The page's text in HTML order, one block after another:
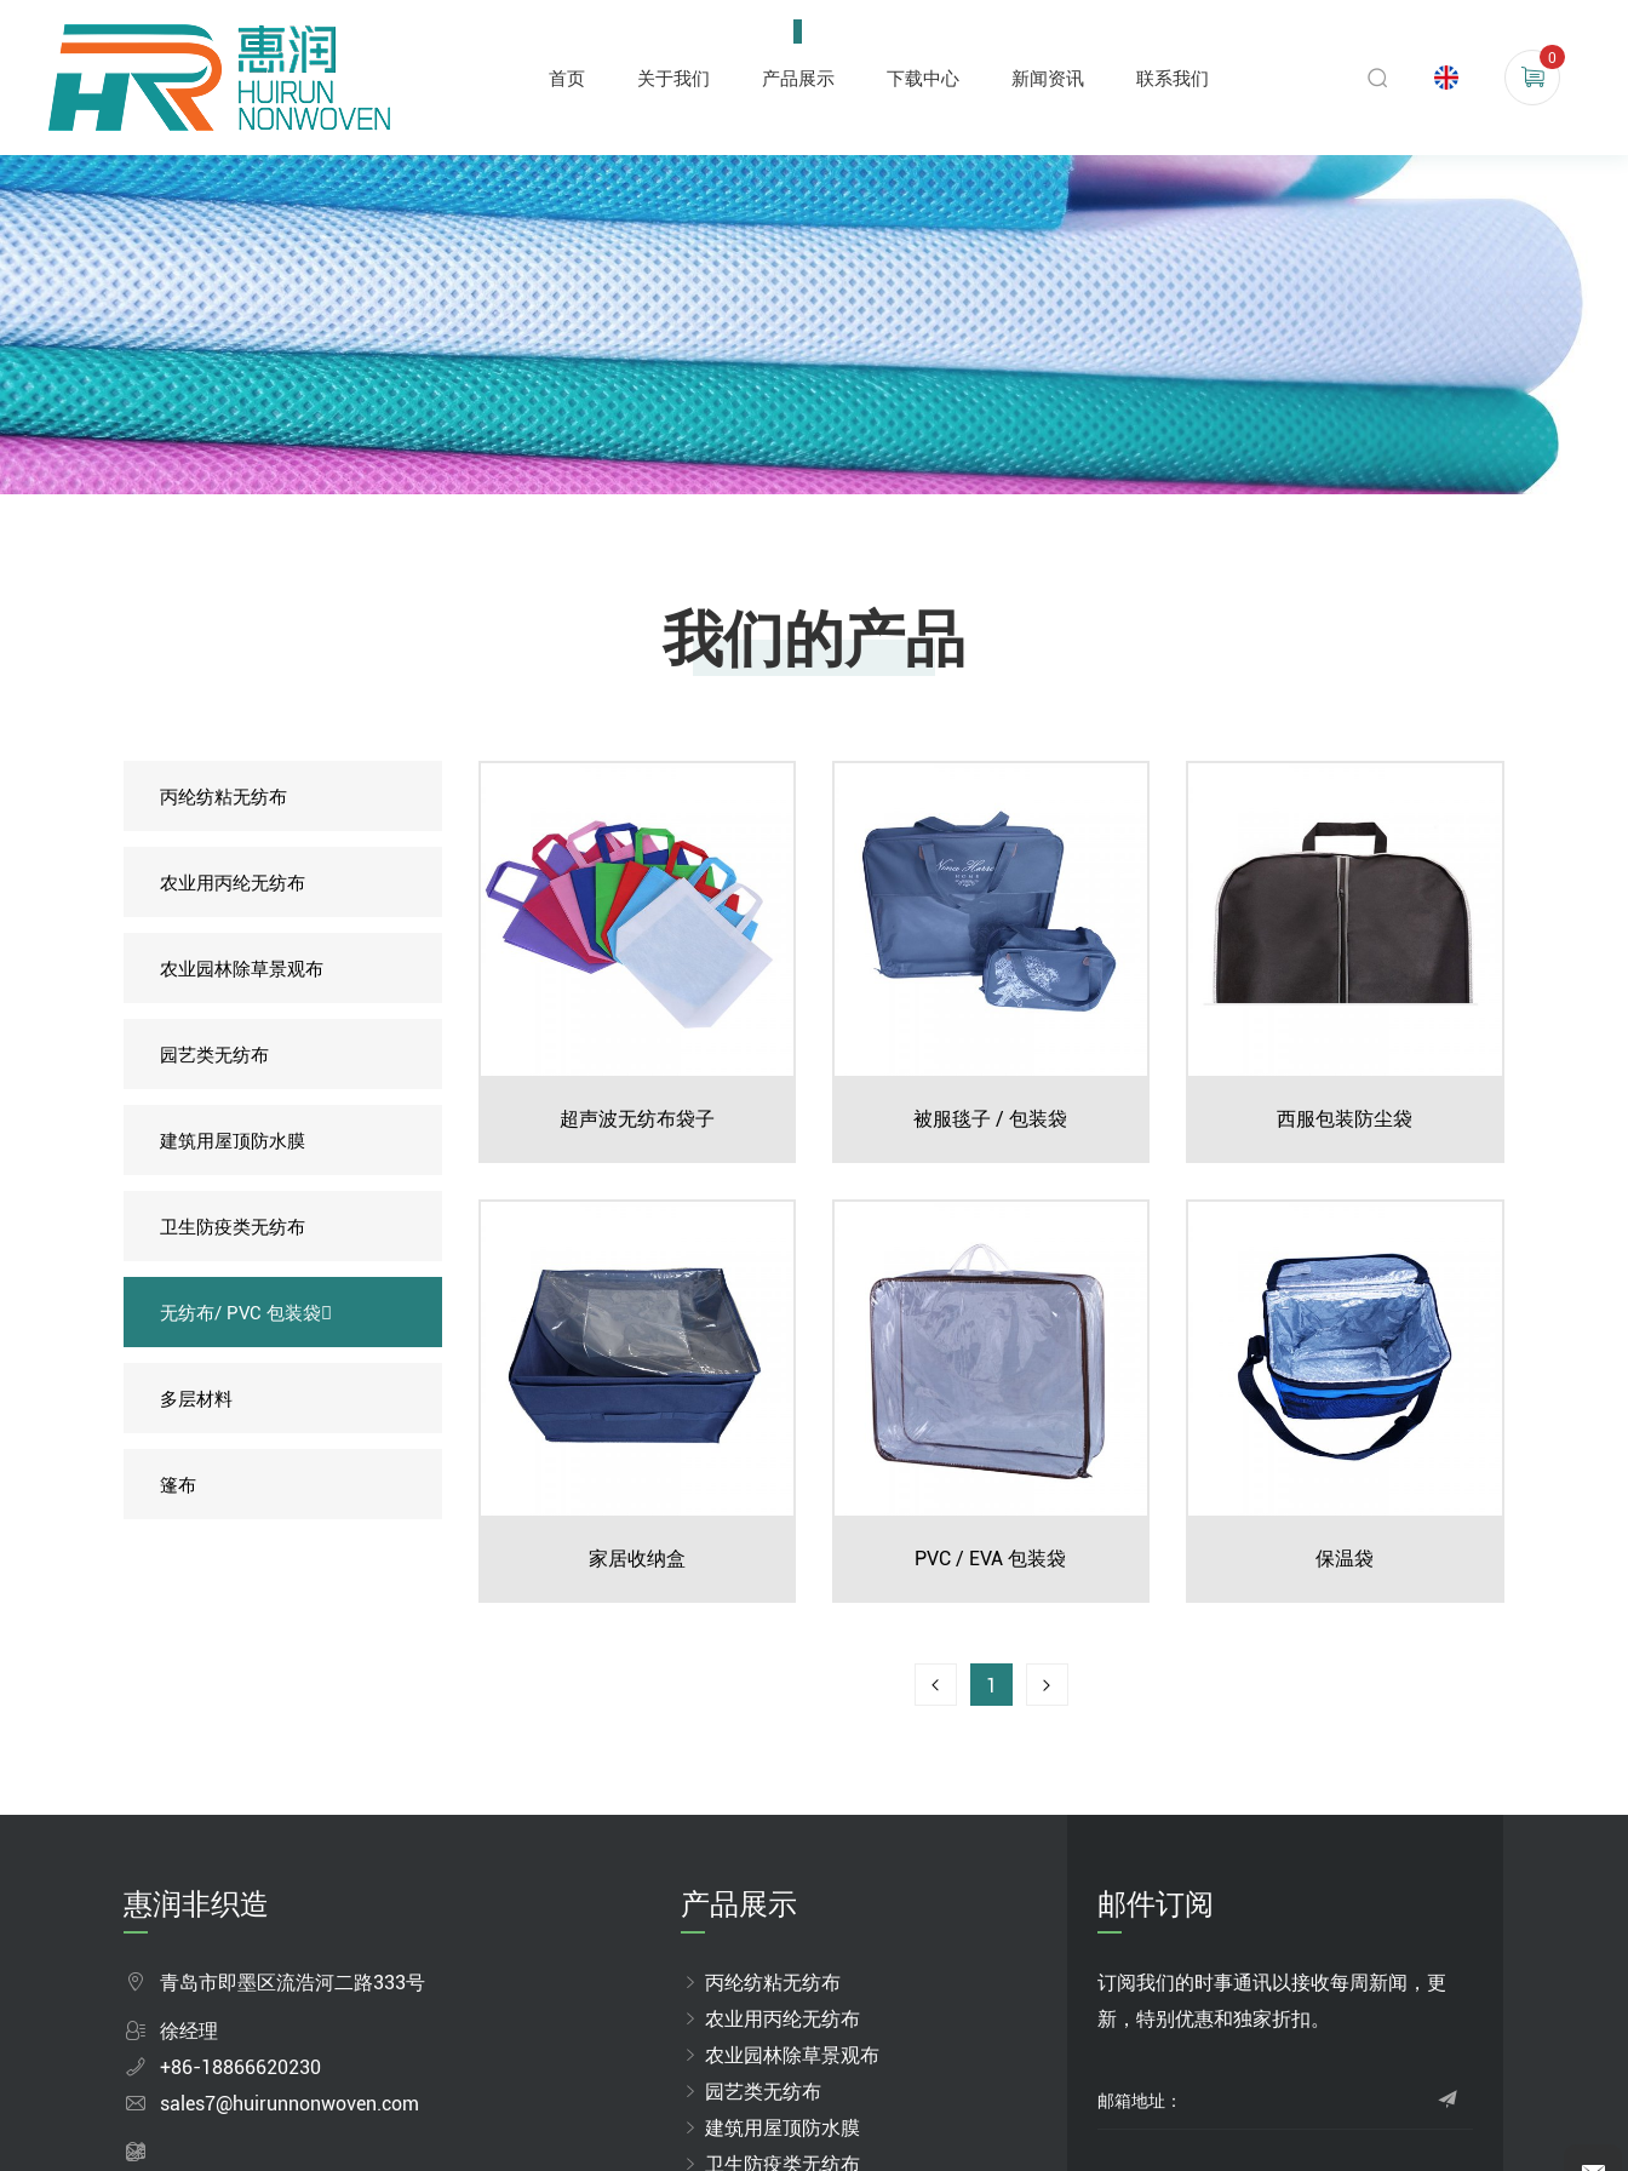
首页 关于我们 产品展示 下载中心 新闻资讯 联系我们
0
我们的产品
丙纶纺粘无纺布
农业用丙纶无纺布
农业园林除草景观布
园艺类无纺布
建筑用屋顶防水膜
卫生防疫类无纺布
无纺布/ PVC 包装袋
多层材料
篷布
超声波无纺布袋子 被服毯子 / 包装袋 西服包装防尘袋
家居收纳盒 PVC / EVA 包装袋 保温袋
1
惠润非织造
青岛市即墨区流浩河二路333号
徐经理
+86-18866620230
sales7@huirunnonwoven.com
产品展示
丙纶纺粘无纺布
农业用丙纶无纺布
农业园林除草景观布
园艺类无纺布
建筑用屋顶防水膜
卫生防疫类无纺布
邮件订阅
订阅我们的时事通讯以接收每周新闻，更
新，特别优惠和独家折扣。